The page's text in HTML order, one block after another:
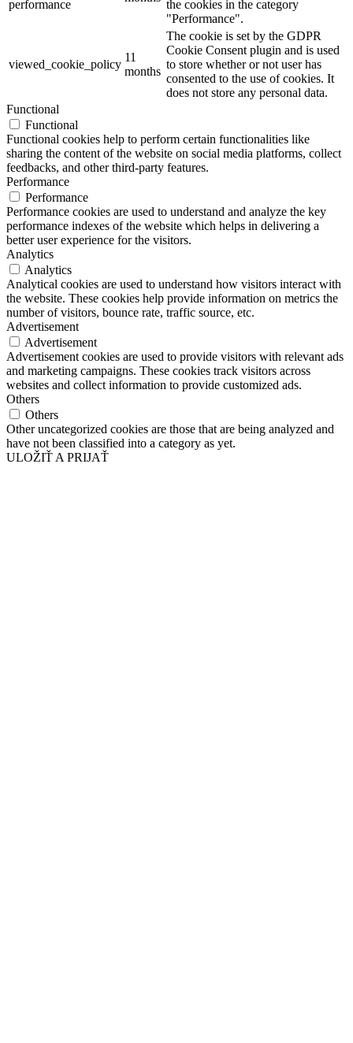
performance
the cookies in the category
"Performance".
viewed_cookie_policy
11
months
The cookie is set by the GDPR
Cookie Consent plugin and is used
to store whether or not user has
consented to the use of cookies. It
does not store any personal data.
Functional
Functional
Functional cookies help to perform certain functionalities like
sharing the content of the website on social media platforms, collect
feedbacks, and other third-party features.
Performance
Performance
Performance cookies are used to understand and analyze the key
performance indexes of the website which helps in delivering a
better user experience for the visitors.
Analytics
Analytics
Analytical cookies are used to understand how visitors interact with
the website. These cookies help provide information on metrics the
number of visitors, bounce rate, traffic source, etc.
Advertisement
Advertisement
Advertisement cookies are used to provide visitors with relevant ads
and marketing campaigns. These cookies track visitors across
websites and collect information to provide customized ads.
Others
Others
Other uncategorized cookies are those that are being analyzed and
have not been classified into a category as yet.
ULOŽIŤ A PRIJAŤ